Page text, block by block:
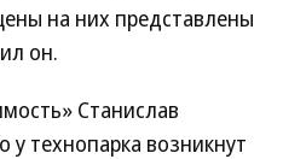
на них представлены
он.
Станислав
у технопарка возникнут